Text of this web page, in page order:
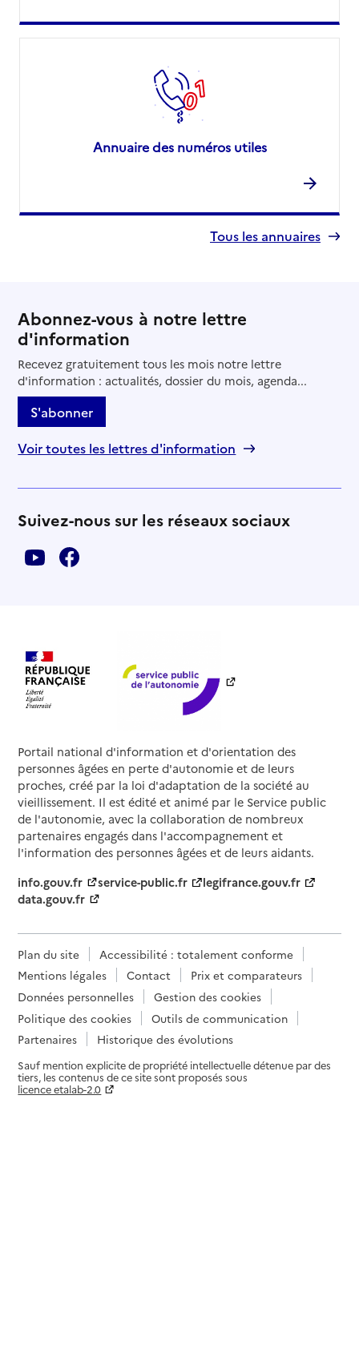
Source des données : Finess n° 490023835
Annuaire des numéros utiles
Tous les annuaires
Abonnez-vous à notre lettre
d'information
Recevez gratuitement tous les mois notre lettre
d'information : actualités, dossier du mois, agenda...
S'abonner
Voir toutes les lettres d'information
Suivez-nous sur les réseaux sociaux
Portail national d'information et d'orientation des
personnes âgées en perte d'autonomie et de leurs
proches, créé par la loi d'adaptation de la société au
vieillissement. Il est édité et animé par le Service public
de l'autonomie, avec la collaboration de nombreux
partenaires engagés dans l'accompagnement et
l'information des personnes âgées et de leurs aidants.
info.gouv.fr
service-public.fr
legifrance.gouv.fr
data.gouv.fr
Plan du site
Accessibilité : totalement conforme
Mentions légales
Contact
Prix et comparateurs
Données personnelles
Gestion des cookies
Politique des cookies
Outils de communication
Partenaires
Historique des évolutions
Sauf mention explicite de propriété intellectuelle détenue par des
tiers, les contenus de ce site sont proposés sous
licence etalab-2.0